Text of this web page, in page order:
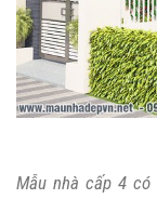
Mẫu nhà cấp 4